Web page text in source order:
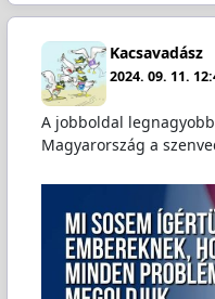
Kacsavadász
2024. 09. 11.
A jobboldal
Magyarország a